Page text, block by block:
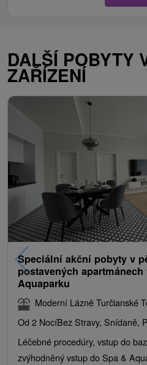
DALŠÍ POBYTY
ZAŘÍZENÍ
Speciální akční pobyty v
postavených
Aquaparku
Moderní Lázně Turčianské
Od 2 NocíBez Stravy, Snídaně,
Léčebné procedúry, vstup do
zvýhodněný vstup do Spa &